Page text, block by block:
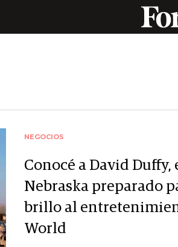
NEGOCIOS
Conocé a David Duffy,
Nebraska preparado
brillo al
World